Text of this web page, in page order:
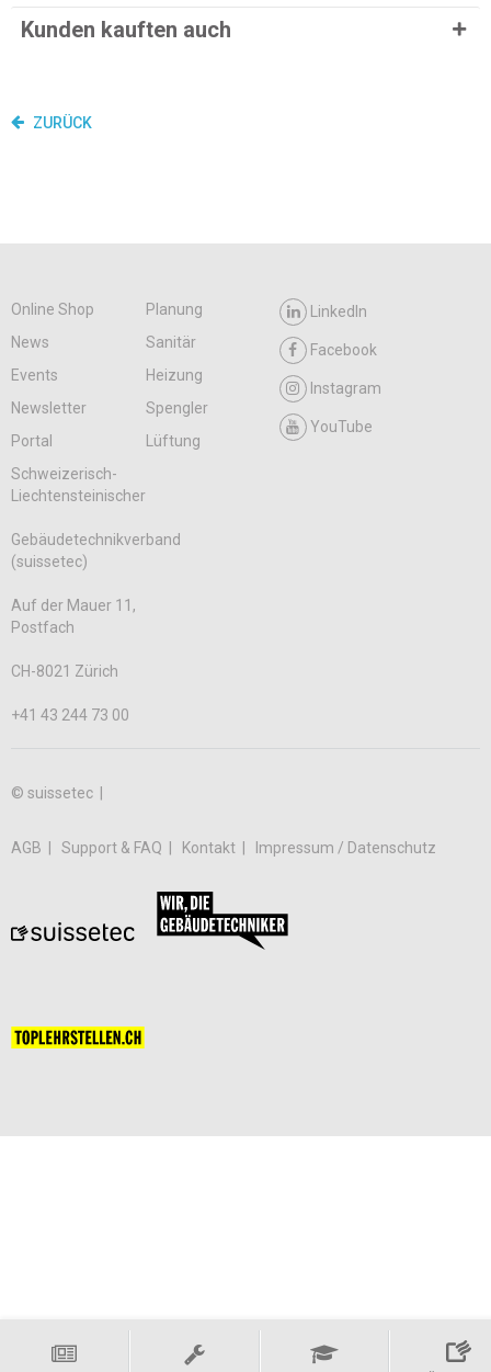
Kunden kauften auch
ZURÜCK
Online Shop
Planung
News
Sanitär
Events
Heizung
Newsletter
Spengler
Portal
Lüftung
LinkedIn
Facebook
Instagram
YouTube
Schweizerisch-
Liechtensteinischer
Gebäudetechnikverband
(suissetec)
Auf der Mauer 11,
Postfach
CH-8021 Zürich
+41 43 244 73 00
© suissetec |
AGB Support & FAQ Kontakt Impressum / Datenschutz